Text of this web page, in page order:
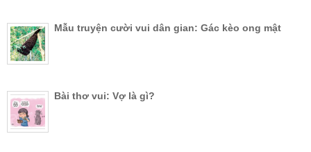
Mẫu truyện cười vui dân gian: Gác kèo ong mật
Bài thơ vui: Vợ là gì?